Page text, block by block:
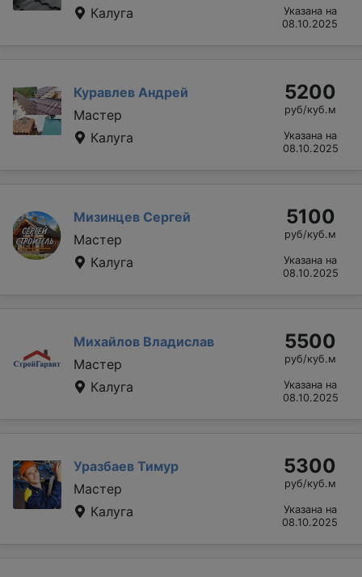
Калуга
Указана на
08.10.2025
Куравлев Андрей
Мастер
Калуга
5200
руб/куб.м
Указана на
08.10.2025
Мизинцев Сергей
Мастер
Калуга
5100
руб/куб.м
Указана на
08.10.2025
Михайлов Владислав
Мастер
Калуга
5500
руб/куб.м
Указана на
08.10.2025
Уразбаев Тимур
Мастер
Калуга
5300
руб/куб.м
Указана на
08.10.2025